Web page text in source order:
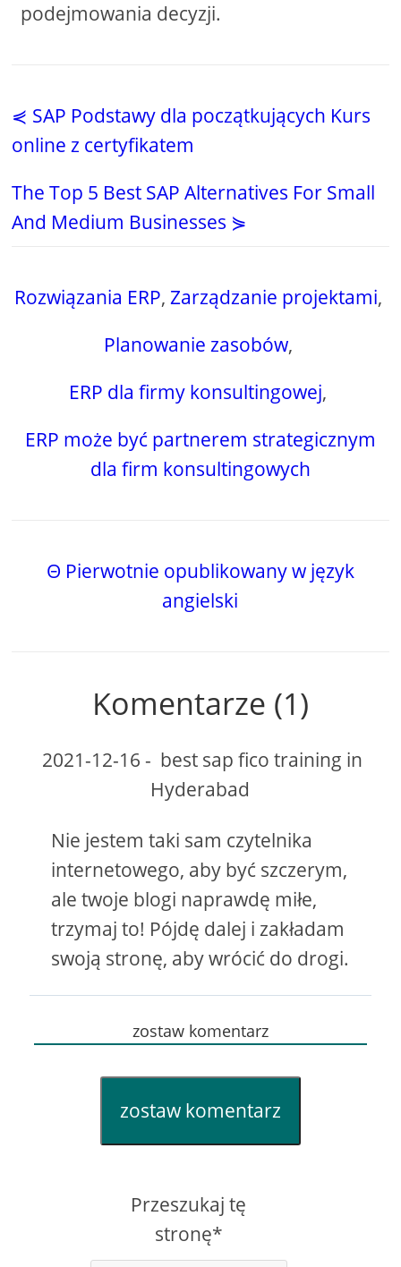
podejmowania decyzji.
⋞ SAP Podstawy dla początkujących Kurs
online z certyfikatem
The Top 5 Best SAP Alternatives For Small
And Medium Businesses ⋟
Rozwiązania ERP, Zarządzanie projektami,
Planowanie zasobów,
ERP dla firmy konsultingowej,
ERP może być partnerem strategicznym
dla firm konsultingowych
Θ Pierwotnie opublikowany w język
angielski
Komentarze (1)
2021-12-16 - best sap fico training in
Hyderabad
Nie jestem taki sam czytelnika
internetowego, aby być szczerym,
ale twoje blogi naprawdę miłe,
trzymaj to! Pójdę dalej i zakładam
swoją stronę, aby wrócić do drogi.
zostaw komentarz
zostaw komentarz
Przeszukaj tę
stronę*